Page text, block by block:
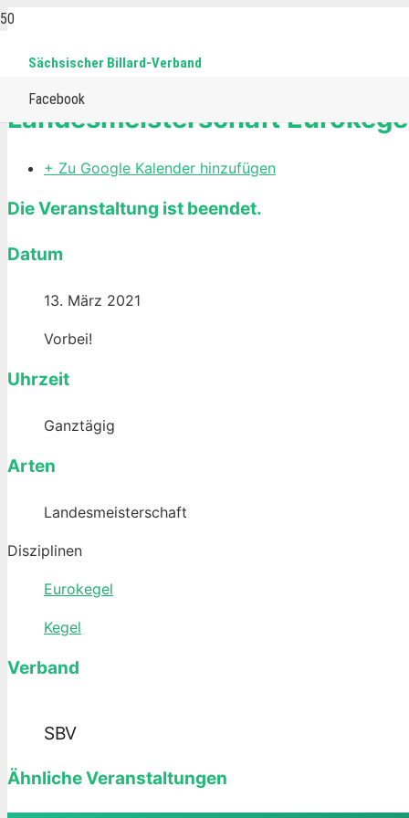
Sächsischer Billard-Verband
Facebook
HomeEvents Eurokegel Kegel
Landesmeisterschaft
+ Zu Google Kalender hinzufügen
Die Veranstaltung ist beendet.
Datum
13. März 2021
Vorbei!
Uhrzeit
Ganztägig
Arten
Landesmeisterschaft
Disziplinen
Eurokegel
Kegel
Verband
SBV
Ähnliche Veranstaltungen